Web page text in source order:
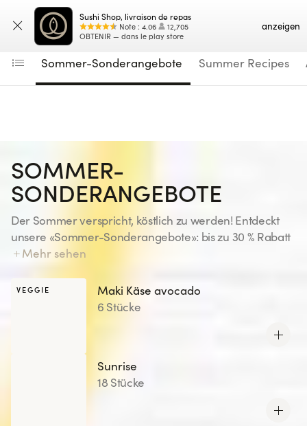
Sushi Shop, livraison de repas
Note : 4.06
12,705
OBTENIR — dans le play store
anzeigen
Karte
Geben Sie Ihre Lieferadresse oder
Sommer-Sonderangebote Summer Recipes
SOMMER-
SONDERANGEBOTE
Der Sommer verspricht, köstlich zu werden! Entdeckt
unsere «Sommer-Sonderangebote»: bis zu 30 % Rabatt
auf ausgewählte Gerichte – für euren Genuss! Haltet
Auswahl. Ausschliesslich auf der Website und in der
Sushi Shop-App erhältlich, bis einschliesslich 23.08.26.
Mehr sehen
VEGGIE
Maki Käse avocado
6 Stücke
Sunrise
18 Stücke
Navigated to Sommer-Sonderangebote